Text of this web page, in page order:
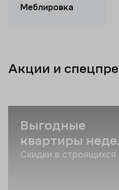
Меблировка
Акции и
Выгодные
квартиры
Скидки в строящихся